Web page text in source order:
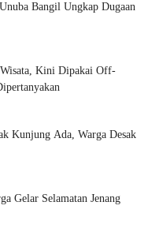
Bangil Ungkap Dugaan
Kini Dipakai Off-
Kunjung Ada, Warga Desak
Gelar Selamatan Jenang